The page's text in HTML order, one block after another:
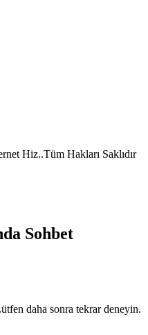
Hiz..Tüm Hakları Saklıdır
Sohbet
daha sonra tekrar deneyin.